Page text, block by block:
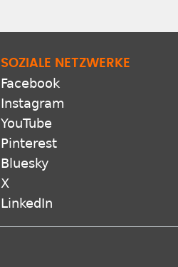
SOZIALE NETZWERKE
Facebook
Instagram
YouTube
Pinterest
Bluesky
X
LinkedIn